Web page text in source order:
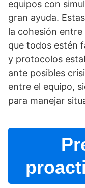
equipos con
gran ayuda.
la cohesión
que todos estén
y protocolos
ante posibles
entre el equipo,
para manejar